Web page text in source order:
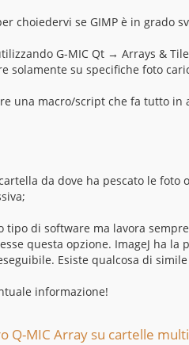
choiedervi se GIMP è in grado
G-MIC Qt → Arrays &
solamente su specifiche foto
una macro/script che fa tutto in
da dove ha pescato le foto
tipo di software ma lavora
questa opzione. ImageJ ha
Esiste qualcosa di simile
informazione!
Q-MIC Array su cartelle